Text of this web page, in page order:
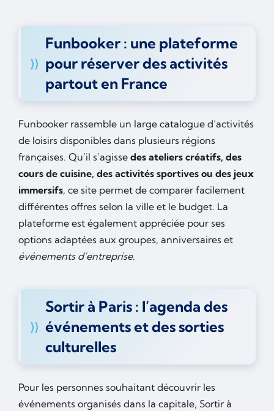
Funbooker : une plateforme
pour réserver des activités
partout en France
Funbooker rassemble un large catalogue d’activités
de loisirs disponibles dans plusieurs régions
françaises. Qu’il s’agisse des ateliers créatifs, des
cours de cuisine, des activités sportives ou des jeux
immersifs, ce site permet de comparer facilement
différentes offres selon la ville et le budget. La
plateforme est également appréciée pour ses
options adaptées aux groupes, anniversaires et
événements d’entreprise.
Sortir à Paris : l’agenda des
événements et des sorties
culturelles
Pour les personnes souhaitant découvrir les
événements organisés dans la capitale, Sortir à